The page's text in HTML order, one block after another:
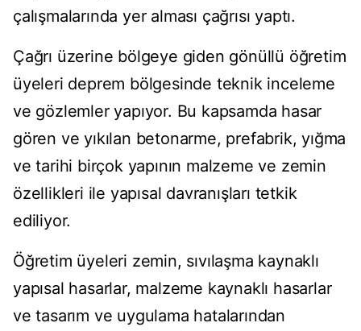
çalışmalarında yer alması çağrısı yaptı.
Çağrı üzerine bölgeye giden gönüllü öğretim
üyeleri deprem bölgesinde teknik inceleme
ve gözlemler yapıyor. Bu kapsamda hasar
gören ve yıkılan betonarme, prefabrik, yığma
ve tarihi birçok yapının malzeme ve zemin
özellikleri ile yapısal davranışları tetkik
ediliyor.
Öğretim üyeleri zemin, sıvılaşma kaynaklı
yapısal hasarlar, malzeme kaynaklı hasarlar
ve tasarım ve uygulama hatalarından